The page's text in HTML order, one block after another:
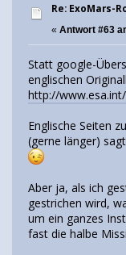
Re: ExoMars-
« Antwort #63
Statt google-
englischen
http://www.esa.int/
Englische Seiten
(gerne länger)
Aber ja, als ich
gestrichen wird,
um ein ganzes
fast die halbe